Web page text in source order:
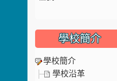
學校簡介
學校簡介
學校沿革